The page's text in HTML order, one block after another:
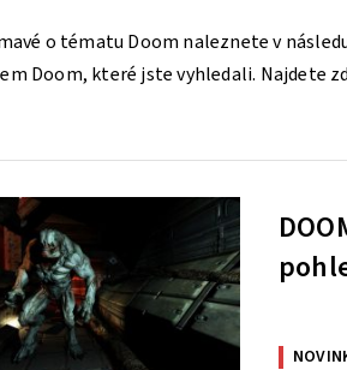
o tématu Doom naleznete v
Doom, které jste vyhledali. Najdete